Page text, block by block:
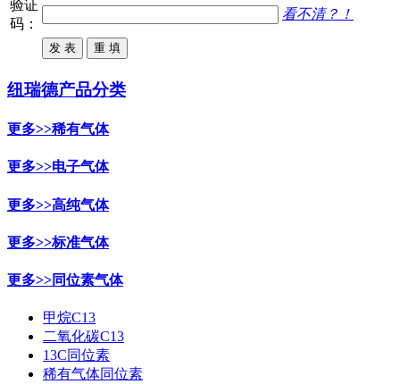
验证
码：
看不清？！
纽瑞德产品分类
更多>>稀有气体
更多>>电子气体
更多>>高纯气体
更多>>标准气体
更多>>同位素气体
甲烷C13
二氧化碳C13
13C同位素
稀有气体同位素